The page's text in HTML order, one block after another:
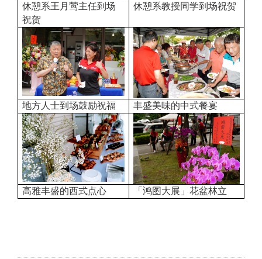
休憩系王月莺主任到场
祝贺
休憩系教授同学到场祝贺
地方人士到场鼓励祝福 丰盛美味的中式餐宴
高雅丰盛的西式点心 「鸿图大展」花盆林立